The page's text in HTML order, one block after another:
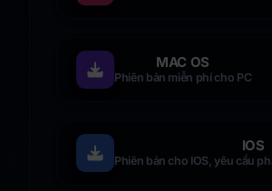
MAC OS
Phiên bản miễn phí cho PC
IOS
Phiên bản cho IOS, yêu cầu